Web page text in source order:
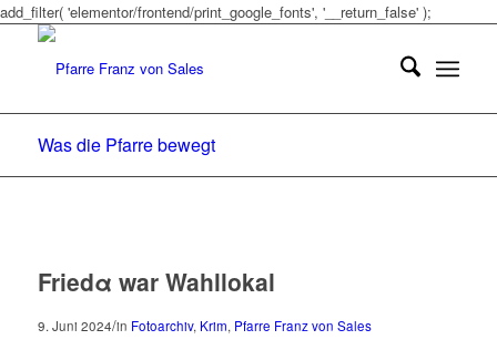
add_filter( 'elementor/frontend/print_google_fonts', '__return_false' );
Was die Pfarre bewegt
Friedα war Wahllokal
9. Juni 2024/in Fotoarchiv, Krim, Pfarre Franz von Sales